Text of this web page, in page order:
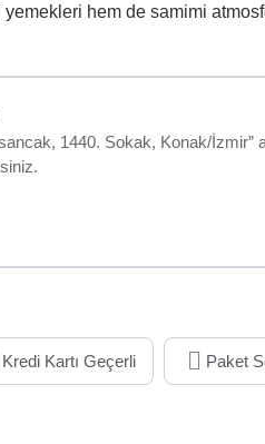
hem de samimi
1440. Sokak, Konak/İzmir”
Kredi Kartı Geçerli Paket